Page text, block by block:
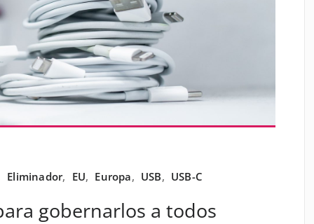
Eliminador, EU, Europa, USB, USB-C
gobernarlos a todos